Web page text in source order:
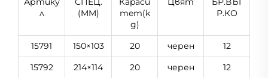
л
(MM)
тeт(k
g)
Р.КО
15791 150×103 20 черен
12
15792
214×114 20 черен 12